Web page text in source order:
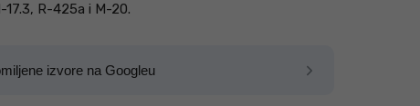
R-425a i M-20.
izvore na Googleu